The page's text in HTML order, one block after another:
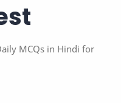
MCQs in Hindi for